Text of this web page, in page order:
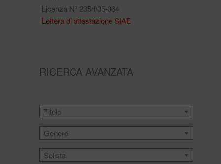
Licenza N° 235/I/05-364
Lettera di attestazione SIAE
RICERCA AVANZATA
Titolo
Genere
Solista